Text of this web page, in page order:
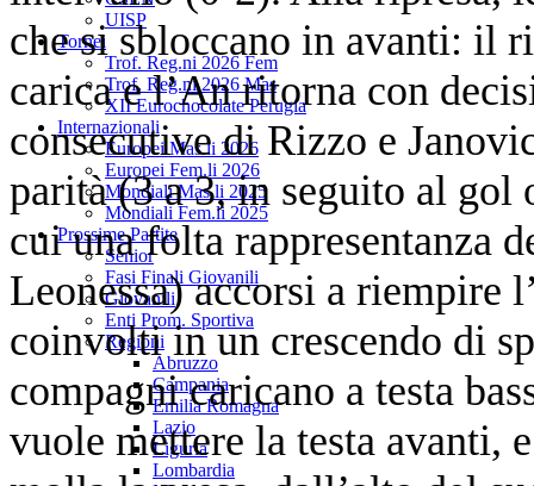
UISP
Tornei
Trof. Reg.ni 2026 Fem
Trof. Reg.ni 2026 Mas
XII Eurochocolate Perugia
Internazionali
Europei Mas.li 2026
Europei Fem.li 2026
Mondiali Mas.li 2025
Mondiali Fem.li 2025
Prossime Partite
Senior
Fasi Finali Giovanili
Giovanili
Enti Prom. Sportiva
Regioni
Abruzzo
Campania
Emilia Romagna
Lazio
Liguria
Lombardia
che si sbloccano in avanti: il
carica e l’An ritorna con
consecutive di Rizzo e
parità (3 a 3, in seguito al
cui una folta rappresentanza
Leonessa) accorsi a riempire
coinvolti in un crescendo di
compagni caricano a testa
vuole mettere la testa avanti,